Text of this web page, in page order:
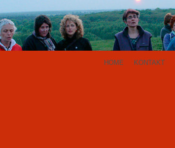
HOME KONTAKT